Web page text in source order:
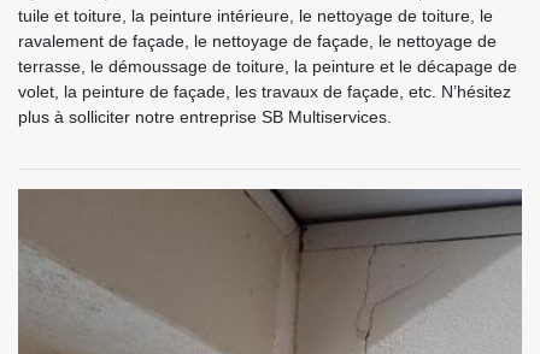
tuile et toiture, la peinture intérieure, le nettoyage de toiture, le
ravalement de façade, le nettoyage de façade, le nettoyage de
terrasse, le démoussage de toiture, la peinture et le décapage de
volet, la peinture de façade, les travaux de façade, etc. N’hésitez
plus à solliciter notre entreprise SB Multiservices.